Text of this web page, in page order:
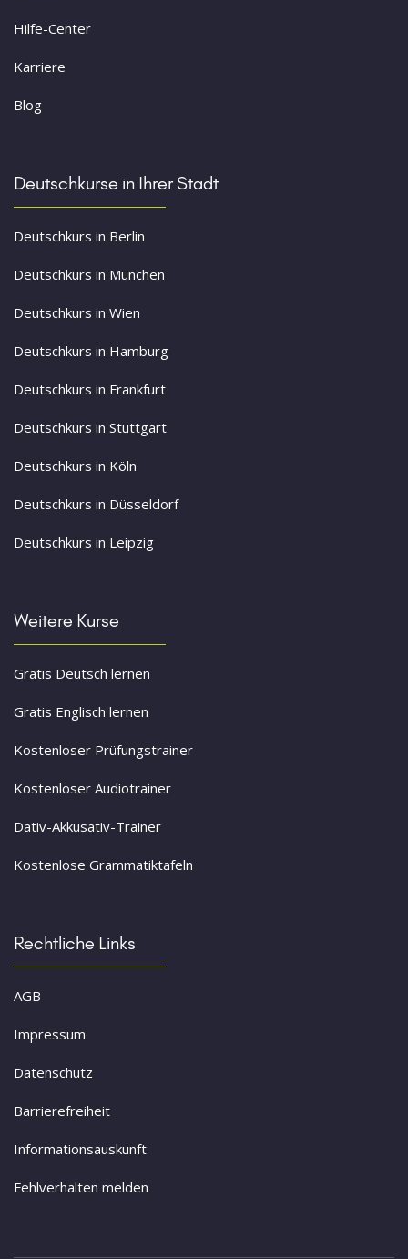
Hilfe-Center
Karriere
Blog
Deutschkurse in Ihrer Stadt
Deutschkurs in Berlin
Deutschkurs in München
Deutschkurs in Wien
Deutschkurs in Hamburg
Deutschkurs in Frankfurt
Deutschkurs in Stuttgart
Deutschkurs in Köln
Deutschkurs in Düsseldorf
Deutschkurs in Leipzig
Weitere Kurse
Gratis Deutsch lernen
Gratis Englisch lernen
Kostenloser Prüfungstrainer
Kostenloser Audiotrainer
Dativ-Akkusativ-Trainer
Kostenlose Grammatiktafeln
Rechtliche Links
AGB
Impressum
Datenschutz
Barrierefreiheit
Informationsauskunft
Fehlverhalten melden